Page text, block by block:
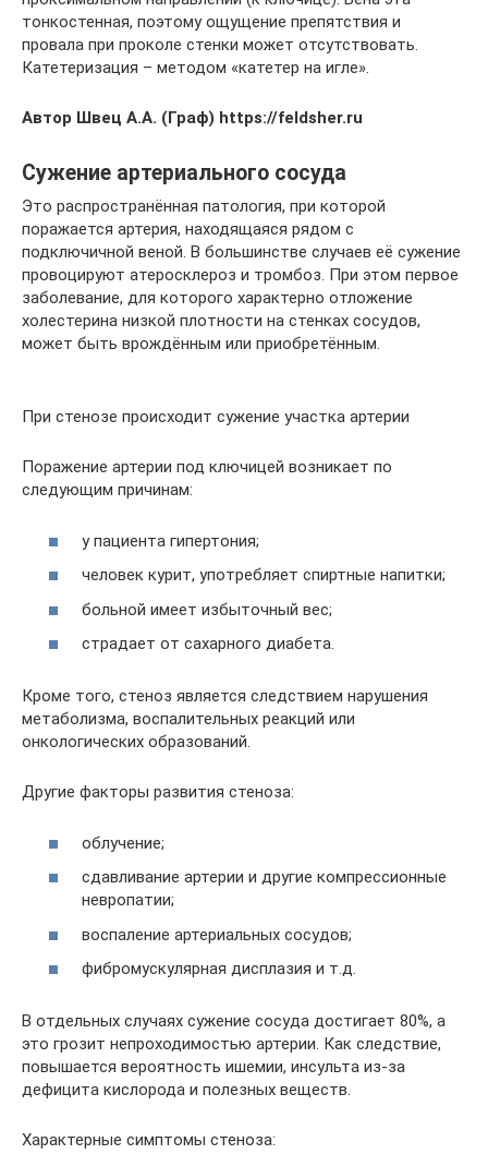
тонкостенная, поэтому ощущение препятствия и
провала при проколе стенки может отсутствовать.
Катетеризация – методом «катетер на игле».
Автор Швец А.А. (Граф) https://feldsher.ru
Сужение артериального сосуда
Это распространённая патология, при которой
поражается артерия, находящаяся рядом с
подключичной веной. В большинстве случаев её сужение
провоцируют атеросклероз и тромбоз. При этом первое
заболевание, для которого характерно отложение
холестерина низкой плотности на стенках сосудов,
может быть врождённым или приобретённым.
При стенозе происходит сужение участка артерии
Поражение артерии под ключицей возникает по
следующим причинам:
у пациента гипертония;
человек курит, употребляет спиртные напитки;
больной имеет избыточный вес;
страдает от сахарного диабета.
Кроме того, стеноз является следствием нарушения
метаболизма, воспалительных реакций или
онкологических образований.
Другие факторы развития стеноза:
облучение;
сдавливание артерии и другие компрессионные
невропатии;
воспаление артериальных сосудов;
фибромускулярная дисплазия и т.д.
В отдельных случаях сужение сосуда достигает 80%, а
это грозит непроходимостью артерии. Как следствие,
повышается вероятность ишемии, инсульта из-за
дефицита кислорода и полезных веществ.
Характерные симптомы стеноза: